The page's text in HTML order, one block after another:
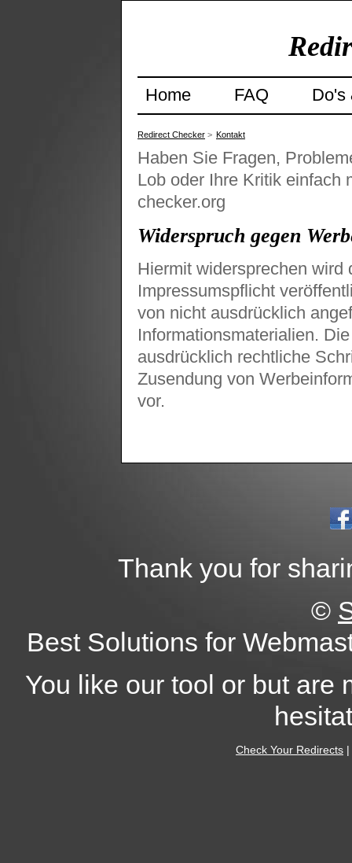
Home FAQ Do's
Redirect Checker > Kontakt
Haben Sie Fragen,
Lob oder Ihre Kritik einfach
checker.org
Widerspruch gegen
Hiermit widersprechen wird
Impressumspflicht
von nicht ausdrücklich
Informationsmaterialien.
ausdrücklich rechtliche
Zusendung von
vor.
Thank you for
©
Best Solutions for
You like our tool or but are
Check Your Redirects |